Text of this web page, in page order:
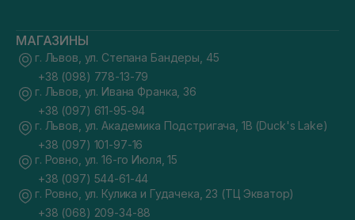
МАГАЗИНЫ
г. Львов, ул. Степана Бандеры, 45
+38 (098) 778-13-79
г. Львов, ул. Ивана Франка, 36
+38 (097) 611-95-94
г. Львов, ул. Академика Подстригача, 1В (Duck's Lake)
+38 (097) 101-97-16
г. Ровно, ул. 16-го Июля, 15
+38 (097) 544-61-44
г. Ровно, ул. Кулика и Гудачека, 23 (ТЦ Экватор)
+38 (068) 209-34-88